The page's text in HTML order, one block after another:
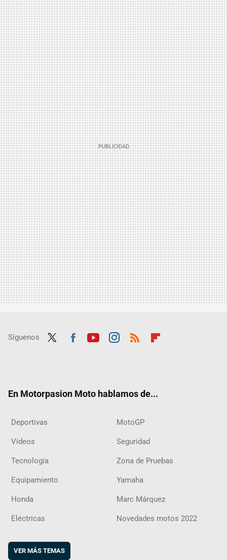
Síguenos
En Motorpasion Moto hablamos de...
Deportivas MotoGP
Vídeos Seguridad
Tecnología Zona de Pruebas
Equipamiento Yamaha
Honda Marc Márquez
Eléctricas Novedades motos 2022
VER MÁS TEMAS